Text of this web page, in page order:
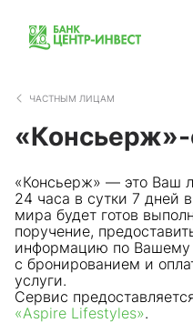
ЧАСТНЫМ ЛИЦАМ
«Консьерж»-
«Консьерж» — это Ваш
24 часа в сутки 7 дней
мира будет готов
поручение,
информацию по Вашему
с бронированием и
услуги.
Сервис
«Aspire Lifestyles».